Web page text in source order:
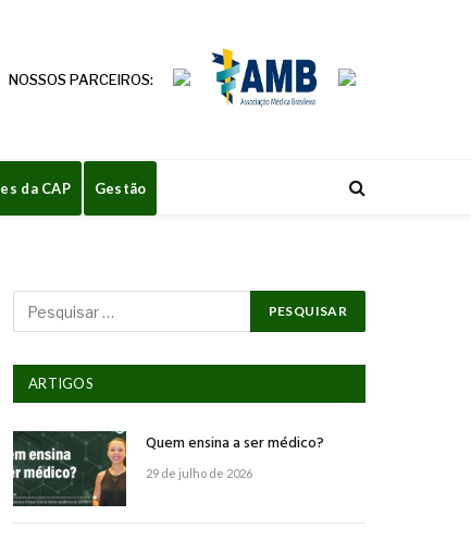
NOSSOS PARCEIROS:
da CAP Gestão
ARTIGOS
Quem ensina a ser médico?
29 de julho de 2026